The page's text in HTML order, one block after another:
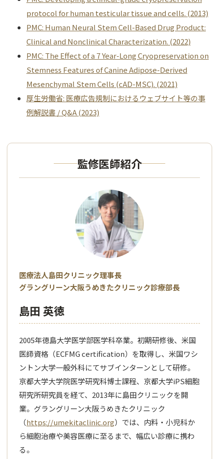
protocol for human testicular tissue and cells. (2013)
PMC: Human Neural Stem Cell-Based Drug Product:
Clinical and Nonclinical Characterization. (2022)
PMC: The Effect of a 7 Year-Long Cryopreservation on
Stemness Features of Canine Adipose-Derived
Mesenchymal Stem Cells (cAD-MSC). (2021)
厚生労働省: 医療広告規制におけるウェブサイト等の事
例解説書 / Q&A (2023)
監修医師紹介
医療法人島田クリニック理事長
グラングリーン大阪うめきたクリニック診療部長
島田 英徳
2005年徳島大学医学部医学科卒業。初期研修後、米国
医師資格（ECFMG certification）を取得し、米国ワシ
ントン大学一般外科にてサブインターンとして研修。
京都大学大学院医学研究科博士課程、京都大学iPS細胞
研究所研究員を経て、2013年に島田クリニックを開
業。グラングリーン大阪うめきたクリニック
（https://umekitaclinic.org）では、内料・小児科か
ら細胞治療や美容医療に至るまで、幅広い診療に携わ
る。